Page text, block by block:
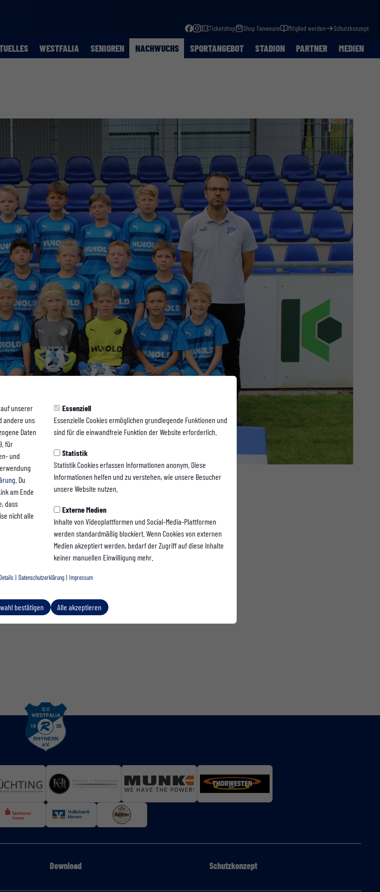
unserer
andere uns
Daten
für
und
. Du
am Ende
dass
nicht alle
Essenziell
Essenzielle Cookies ermöglichen grundlegende Funktionen und
sind für die einwandfreie Funktion der Website erforderlich.
Statistik
Statistik Cookies erfassen Informationen anonym. Diese
Informationen helfen und zu verstehen, wie unsere Besucher
unsere Website nutzen.
Externe Medien
Inhalte von Videoplattformen und Social-Media-Plattformen
werden standardmäßig blockiert. Wenn Cookies von externen
Medien akzeptiert werden, bedarf der Zugriff auf diese Inhalte
keiner manuellen Einwilligung mehr.
Details | Datenschutzerklärung | Impressum
bestätigen Alle akzeptieren
Ticketshop Shop Fanweare Mitglied werden Schutzkonzept
WESTFALIA SENIOREN NACHWUCHS SPORTANGEBOT STADION PARTNER MEDIEN
Fabian Schaumlöffel
Trainer
Download Schutzkonzept